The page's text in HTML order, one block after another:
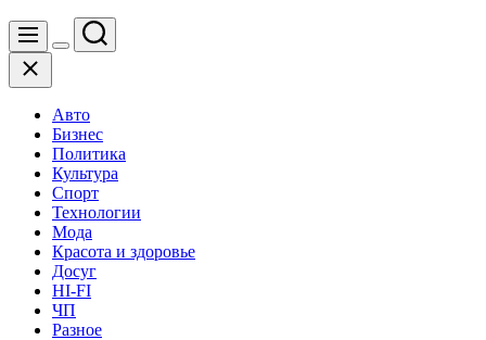
Меню
Цвет
Поиск
Закрыть
Авто
Бизнес
Политика
Культура
Спорт
Технологии
Мода
Красота и здоровье
Досуг
HI-FI
ЧП
Разное